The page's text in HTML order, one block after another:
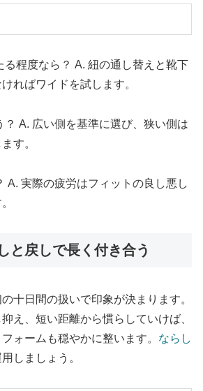
る程度なら？ A. 紐の通し替えと靴下
ればワイドを試します。
？ A. 広い側を基準に選び、狭い側は
す。
A. 実際の疲労はフィットの良し悪し
と戻しで長く付き合う
十日間の扱いで印象が決まります。
え、短い距離から慣らしていけば、
ォームも穏やかに整います。 ならし
しましょう。